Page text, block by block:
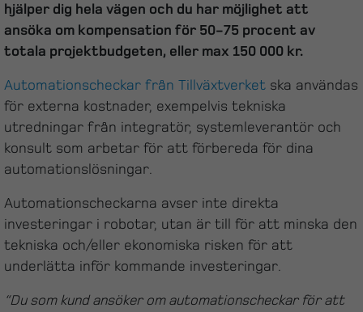
hjälper dig hela vägen och du har möjlighet att
ansöka om kompensation för 50-75 procent av
totala projektbudgeten, eller max 150 000 kr.
Automationscheckar från Tillväxtverket ska användas
för externa kostnader, exempelvis tekniska
utredningar från integratör, systemleverantör och
konsult som arbetar för att förbereda för dina
automationslösningar.
Automationscheckarna avser inte direkta
investeringar i robotar, utan är till för att minska den
tekniska och/eller ekonomiska risken för att
underlätta inför kommande investeringar.
“Du som kund ansöker om automationscheckar för att